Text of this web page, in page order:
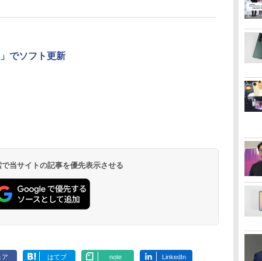
でソフト更新
当サイトの記事を優先表示させる
ア はてブ note LinkedIn